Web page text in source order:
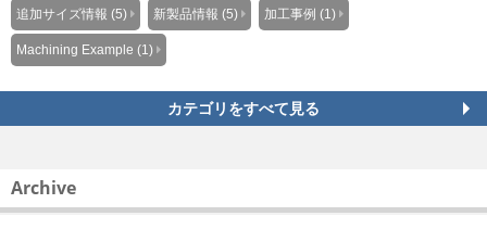
追加サイズ情報 (5) 新製品情報 (5) 加工事例 (1)
Machining Example (1)
カテゴリをすべて見る
Archive